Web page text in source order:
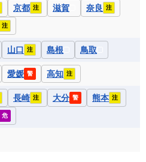
京都 注 滋賀 奈良 注
注
山口 注 島根 鳥取
愛媛 警 高知 注
長崎 注 大分 警 熊本 注
危